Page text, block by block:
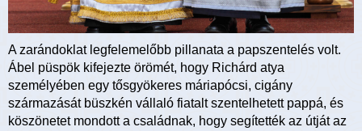
A zarándoklat legfelemelőbb pillanata a papszentelés volt.
Ábel püspök kifejezte örömét, hogy Richárd atya
személyében egy tősgyökeres máriapócsi, cigány
származását büszkén vállaló fiatalt szentelhetett pappá, és
köszönetet mondott a családnak, hogy segítették az útját az